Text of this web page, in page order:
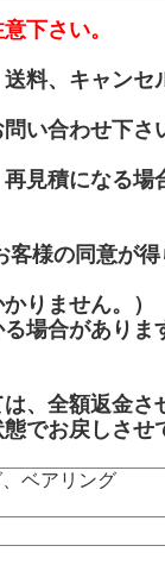
下さい。
料、キャンセ
い合わせ下さ
見積になる場
様の同意が
りません。）
場合がありま
、全額返金さ
でお戻しさせ
ベアリング